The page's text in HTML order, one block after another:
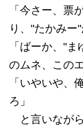
「今さー、票
り、"たかみー
「ばーか、"
のムネ、この
「いやいや、
ろ」
と言いなが